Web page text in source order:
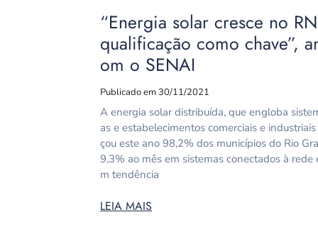
“Energia solar cresce no
qualificação como chave”,
om o SENAI
Publicado em 30/11/2021
A energia solar distribuída, que engloba
as e estabelecimentos comerciais e
çou este ano 98,2% dos municípios do Rio
9,3% ao mês em sistemas conectados à
m tendência
LEIA MAIS